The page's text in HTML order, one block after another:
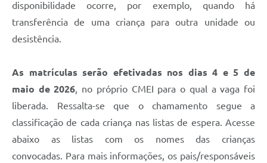
disponibilidade ocorre, por exemplo, quando há
transferência de uma criança para outra unidade ou
desistência.
As matrículas serão efetivadas nos dias 4 e 5 de
maio de 2026, no próprio CMEI para o qual a vaga foi
liberada. Ressalta-se que o chamamento segue a
classificação de cada criança nas listas de espera. Acesse
abaixo as listas com os nomes das crianças
convocadas. Para mais informações, os pais/responsáveis